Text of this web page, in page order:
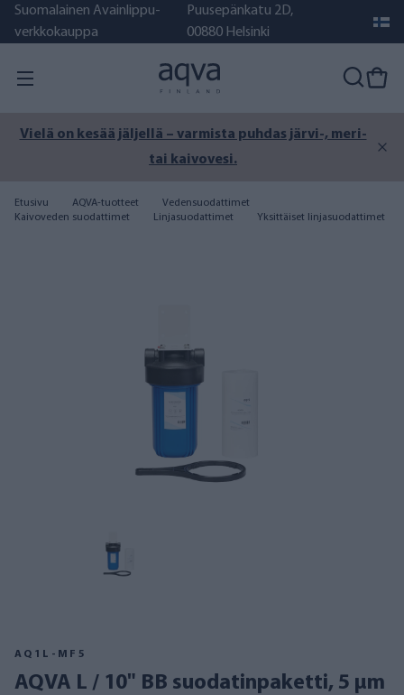
Suomalainen Avainlippu-
verkkokauppa
Puusepänkatu 2D,
00880 Helsinki
Vielä on kesää jäljellä – varmista puhdas järvi-, meri-
tai kaivovesi.
Etusivu AQVA-tuotteet
Vedensuodattimet
Kaivoveden suodattimet
Linjasuodattimet Yksittäiset linjasuodattimet
AQ1L-MF5
AQVA L / 10" BB suodatinpaketti, 5 µm